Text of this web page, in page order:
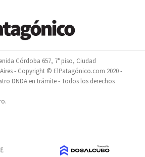
Córdoba 657, 7° piso, Ciudad
- Copyright © ElPatagónico.com 2020 -
DNDA en trámite - Todos los derechos